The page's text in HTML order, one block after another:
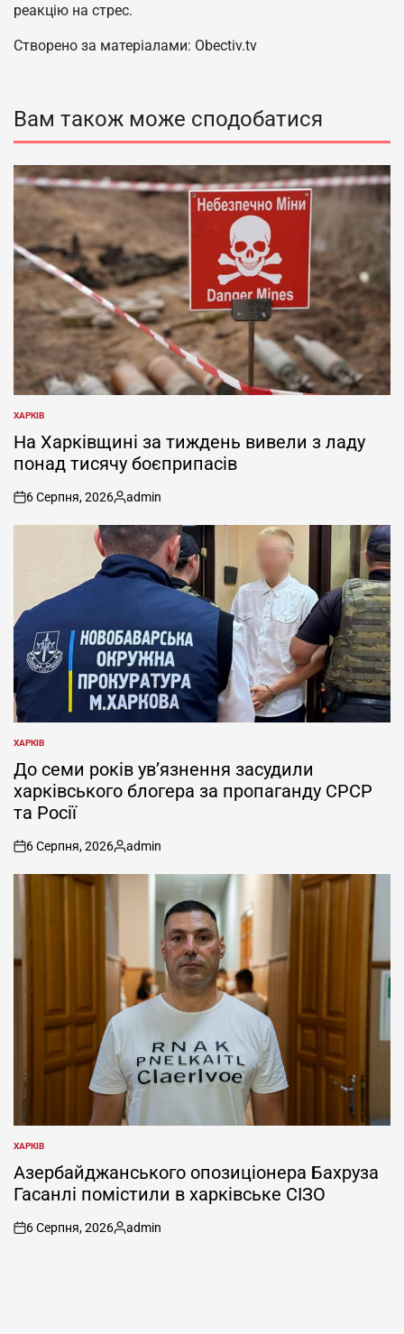
реакцію на стрес.
Створено за матеріалами: Obectiv.tv
Вам також може сподобатися
ОПУБЛІКУВАТИ
У
ХАРКІВ
На Харківщині за тиждень вивели з ладу
понад тисячу боєприпасів
on
6 Серпня, 2026
Опубліковано
admin
ОПУБЛІКУВАТИ
У
ХАРКІВ
До семи років ув’язнення засудили
харківського блогера за пропаганду СРСР
та Росії
on
6 Серпня, 2026
Опубліковано
admin
ОПУБЛІКУВАТИ
ХАРКІВ
Азербайджанського опозиціонера Бахруза
Гасанлі помістили в харківське СІЗО
on
6 Серпня, 2026
Опубліковано
admin